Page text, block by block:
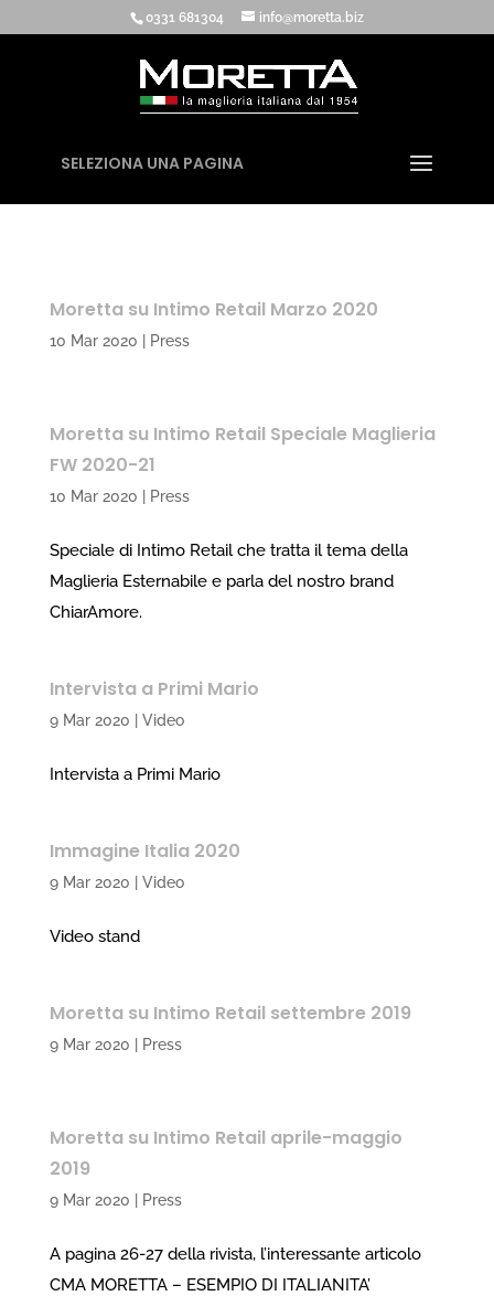
0331 681304 info@moretta.biz
SELEZIONA UNA PAGINA
Moretta su Intimo Retail Marzo 2020
10 Mar 2020 Press
Moretta su Intimo Retail Speciale Maglieria
FW 2020-21
10 Mar 2020 Press
Speciale di Intimo Retail che tratta il tema della
Maglieria Esternabile e parla del nostro brand
ChiarAmore.
Intervista a Primi Mario
9 Mar 2020 Video
Intervista a Primi Mario
Immagine Italia 2020
9 Mar 2020 Video
Video stand
Moretta su Intimo Retail settembre 2019
9 Mar 2020 Press
Moretta su Intimo Retail aprile-maggio
2019
9 Mar 2020 Press
A pagina 26-27 della rivista, l’interessante articolo
CMA MORETTA – ESEMPIO DI ITALIANITA’